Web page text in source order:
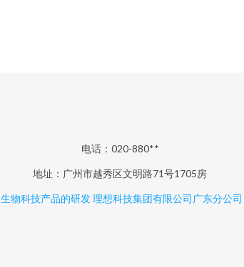
电话：020-880**
地址：广州市越秀区文明路71号1705房
生物科技产品的研发 理想科技集团有限公司广东分公司